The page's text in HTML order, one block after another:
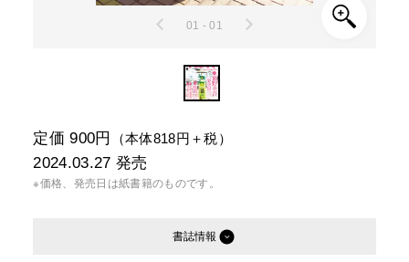
01 - 01
定価 900円 （本体818円＋税）
2024.03.27 発売
※価格、発売日は紙書籍のものです。
書誌情報